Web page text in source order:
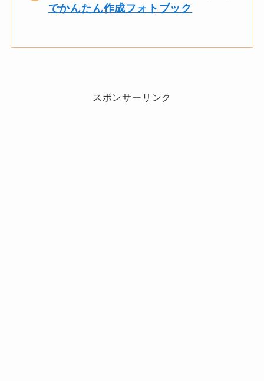
でかんたん作成フォトブック
スポンサーリンク